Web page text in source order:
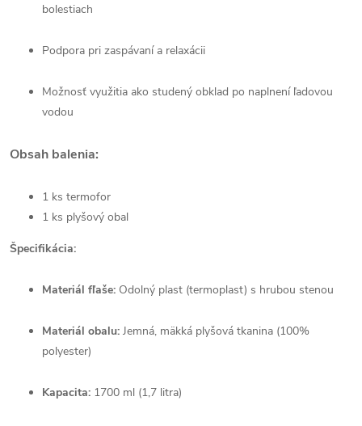
bolestiach
Podpora pri zaspávaní a relaxácii
Možnosť využitia ako studený obklad po naplnení ľadovou
vodou
Obsah balenia:
1 ks termofor
1 ks plyšový obal
Špecifikácia:
Materiál fľaše: Odolný plast (termoplast) s hrubou stenou
Materiál obalu: Jemná, mäkká plyšová tkanina (100%
polyester)
Kapacita: 1700 ml (1,7 litra)